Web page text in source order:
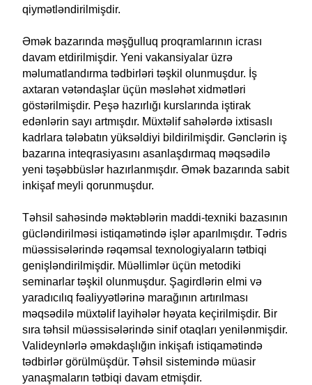
qiymətləndirilmişdir.
Əmək bazarında məşğulluq proqramlarının icrası
davam etdirilmişdir. Yeni vakansiyalar üzrə
məlumatlandırma tədbirləri təşkil olunmuşdur. İş
axtaran vətəndaşlar üçün məsləhət xidmətləri
göstərilmişdir. Peşə hazırlığı kurslarında iştirak
edənlərin sayı artmışdır. Müxtəlif sahələrdə ixtisaslı
kadrlara tələbatın yüksəldiyi bildirilmişdir. Gənclərin iş
bazarına inteqrasiyasını asanlaşdırmaq məqsədilə
yeni təşəbbüslər hazırlanmışdır. Əmək bazarında sabit
inkişaf meyli qorunmuşdur.
Təhsil sahəsində məktəblərin maddi-texniki bazasının
gücləndirilməsi istiqamətində işlər aparılmışdır. Tədris
müəssisələrində rəqəmsal texnologiyaların tətbiqi
genişləndirilmişdir. Müəllimlər üçün metodiki
seminarlar təşkil olunmuşdur. Şagirdlərin elmi və
yaradıcılıq fəaliyyətlərinə marağının artırılması
məqsədilə müxtəlif layihələr həyata keçirilmişdir. Bir
sıra təhsil müəssisələrində sinif otaqları yenilənmişdir.
Valideynlərlə əməkdaşlığın inkişafı istiqamətində
tədbirlər görülmüşdür. Təhsil sistemində müasir
yanaşmaların tətbiqi davam etmişdir.